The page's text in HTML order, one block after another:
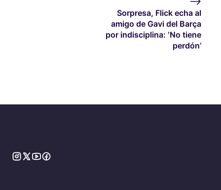
Sorpresa, Flick echa al
amigo de Gavi del Barça
por indisciplina: ‘No tiene
perdón’